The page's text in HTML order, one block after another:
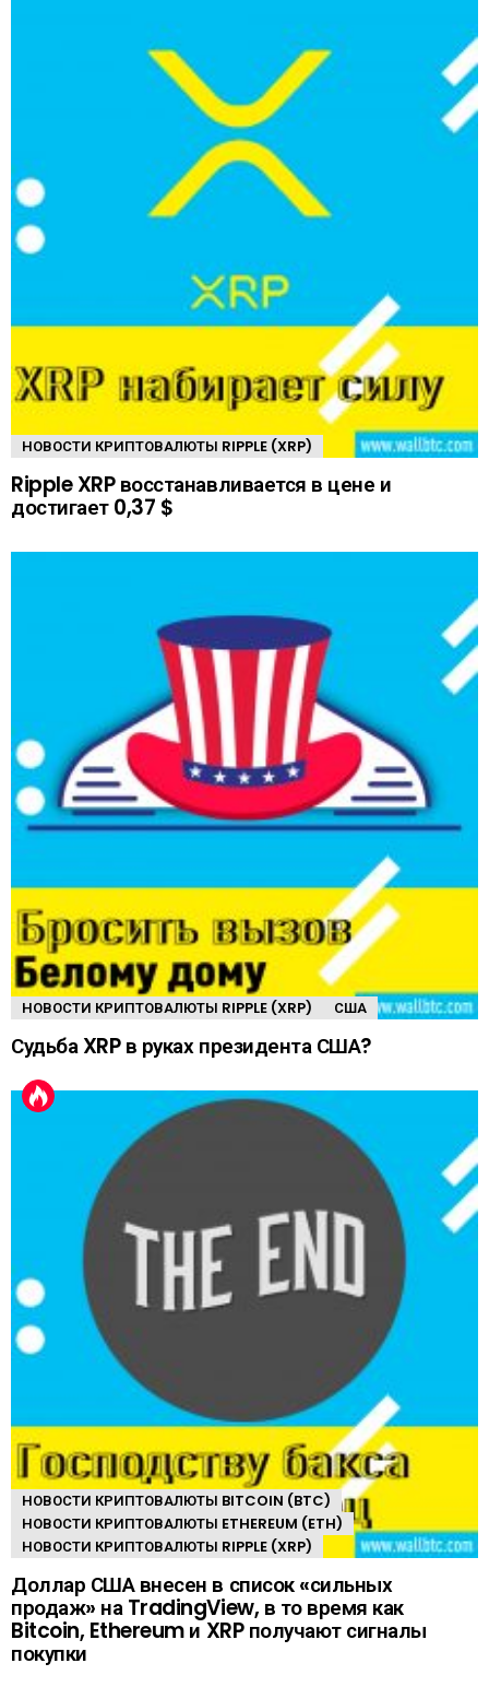
НОВОСТИ КРИПТОВАЛЮТЫ RIPPLE (XRP)
Ripple XRP восстанавливается в цене и
достигает 0,37 $
НОВОСТИ КРИПТОВАЛЮТЫ RIPPLE (XRP) США
Судьба XRP в руках президента США?
НОВОСТИ КРИПТОВАЛЮТЫ BITCOIN (BTC)
НОВОСТИ КРИПТОВАЛЮТЫ ETHEREUM (ETH)
НОВОСТИ КРИПТОВАЛЮТЫ RIPPLE (XRP)
Доллар США внесен в список «сильных
продаж» на TradingView, в то время как
Bitcoin, Ethereum и XRP получают сигналы
покупки